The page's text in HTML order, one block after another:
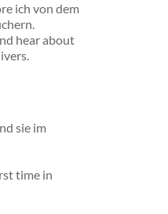
ich von dem
hear about
sie im
time in